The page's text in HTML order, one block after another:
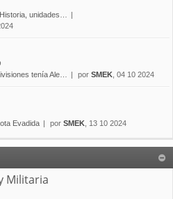
unidades…
tenía Ale… por SMEK , 04 10 2024
Evadida por SMEK , 13 10 2024
Militaria